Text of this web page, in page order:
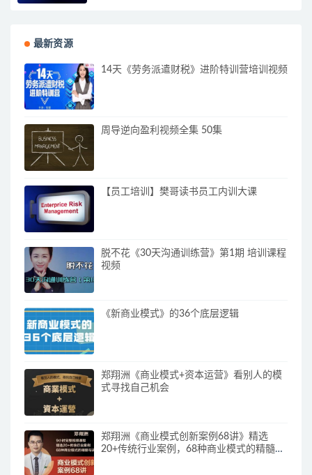
最新资源
14天《劳务派遣财税》进阶特训营培训视频
周导逆向盈利视频全集 50集
【员工培训】樊哥读书员工内训大课
脱不花《30天沟通训练营》第1期 培训课程
视频
《新商业模式》的36个底层逻辑
郑翔洲《商业模式+资本运营》看别人的模
式寻找自己机会
郑翔洲《商业模式创新案例68讲》精选
20+传统行业案例，68种商业模式的精髓与